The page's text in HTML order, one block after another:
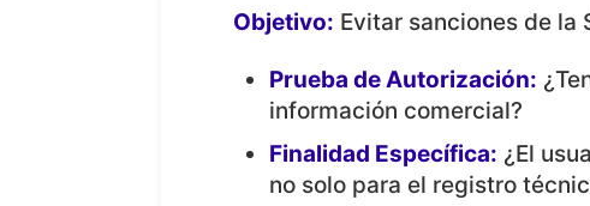
Objetivo: Evitar sanciones de la
Prueba de Autorización:
información comercial?
Finalidad Específica: ¿El
no solo para el registro